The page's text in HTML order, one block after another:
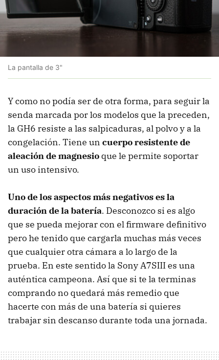
La pantalla de 3"
Y como no podía ser de otra forma, para seguir la
senda marcada por los modelos que la preceden,
la GH6 resiste a las salpicaduras, al polvo y a la
congelación. Tiene un cuerpo resistente de
aleación de magnesio que le permite soportar
un uso intensivo.
Uno de los aspectos más negativos es la
duración de la batería. Desconozco si es algo
que se pueda mejorar con el firmware definitivo
pero he tenido que cargarla muchas más veces
que cualquier otra cámara a lo largo de la
prueba. En este sentido la Sony A7SIII es una
auténtica campeona. Así que si te la terminas
comprando no quedará más remedio que
hacerte con más de una batería si quieres
trabajar sin descanso durante toda una jornada.